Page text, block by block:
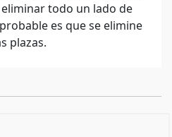
todo un lado de
es que se elimine
plazas.